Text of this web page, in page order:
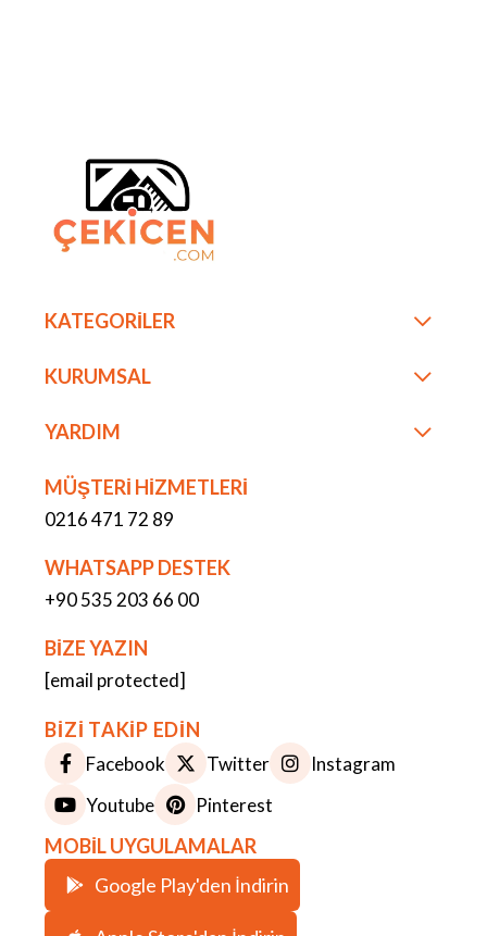
KATEGORİLER
KURUMSAL
YARDIM
MÜŞTERİ HİZMETLERİ
0216 471 72 89
WHATSAPP DESTEK
+90 535 203 66 00
BİZE YAZIN
[email protected]
BİZİ TAKİP EDİN
Facebook Twitter
Instagram
Youtube
Pinterest
MOBİL UYGULAMALAR
Google Play'den İndirin